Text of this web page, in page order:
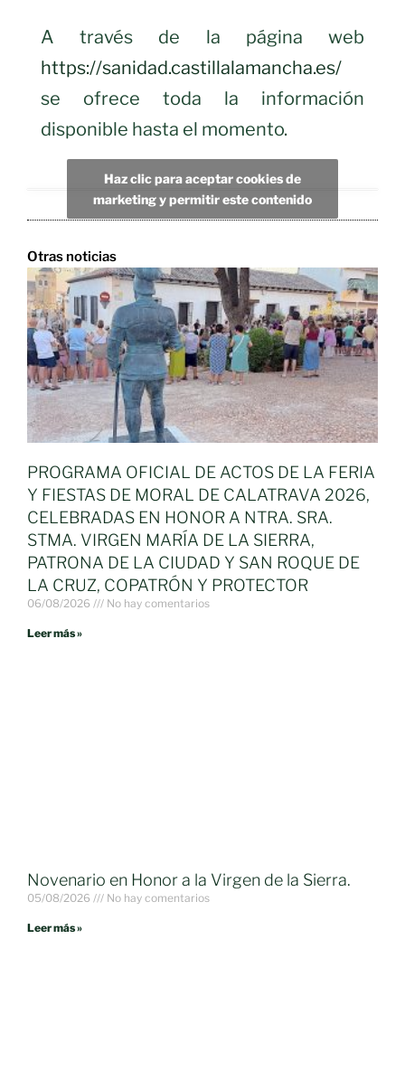
A través de la página web
https://sanidad.castillalamancha.es/
se ofrece toda la información
disponible hasta el momento.
Haz clic para aceptar cookies de
marketing y permitir este contenido
Otras noticias
PROGRAMA OFICIAL DE ACTOS DE LA FERIA
Y FIESTAS DE MORAL DE CALATRAVA 2026,
CELEBRADAS EN HONOR A NTRA. SRA.
STMA. VIRGEN MARÍA DE LA SIERRA,
PATRONA DE LA CIUDAD Y SAN ROQUE DE
LA CRUZ, COPATRÓN Y PROTECTOR
06/08/2026 No hay comentarios
Leer más »
Novenario en Honor a la Virgen de la Sierra.
05/08/2026 No hay comentarios
Leer más »